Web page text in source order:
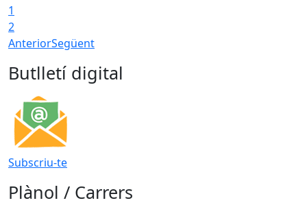
1
2
AnteriorSegüent
Butlletí digital
Subscriu-te
Plànol / Carrers